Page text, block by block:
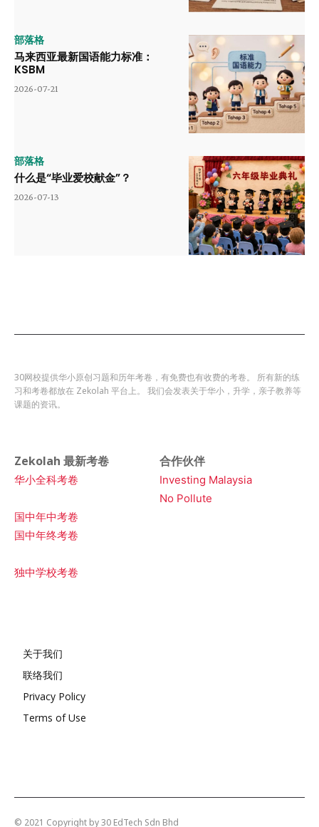
部落格
马来西亚最新国语能力标准：
KSBM
2026-07-21
部落格
什么是“毕业爱校献金”？
2026-07-13
30网校提供华小原创习题和历年考卷，有免费也有收费的考卷。 所有新的练
习和考卷都放在 Zekolah 平台上。 我们会发表关于华小，升学，亲子教养等
课题的资讯。
Zekolah 最新考卷
华小全科考卷
国中年中考卷
国中年终考卷
独中学校考卷
合作伙伴
Investing Malaysia
No Pollute
关于我们
联络我们
Privacy Policy
Terms of Use
© 2021 Copyright by 30 EdTech Sdn Bhd